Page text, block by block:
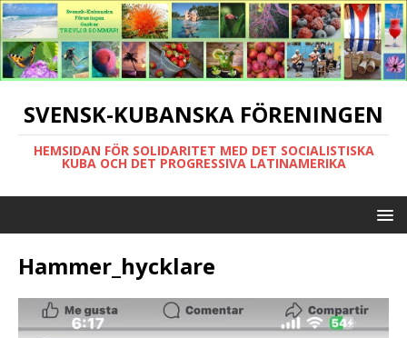
SVENSK-KUBANSKA FÖRENINGEN
HEMSIDAN FÖR SOLIDARITET MED DET SOCIALISTISKA
KUBA OCH DET PROGRESSIVA LATINAMERIKA
Hammer_hycklare